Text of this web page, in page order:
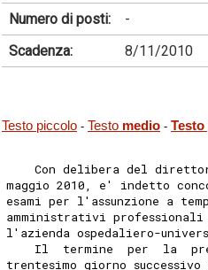
Numero di posti:
-
Scadenza:
8/11/2010
Testo piccolo - Testo medio - Testo
Con delibera del
maggio 2010, e' indetto
esami per l'assunzione a
amministrativi
l'azienda ospedaliero-
Il  termine  per  la
trentesimo giorno